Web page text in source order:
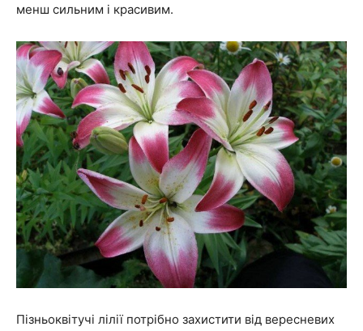
менш сильним і красивим.
Пізньоквітучі лілії потрібно захистити від вересневих